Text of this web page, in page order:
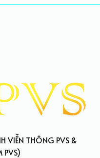
VIỄN THÔNG PVS &
PVS)